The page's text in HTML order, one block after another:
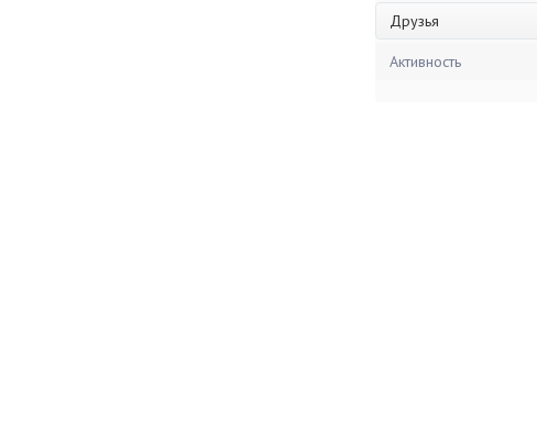
Друзья
Активность